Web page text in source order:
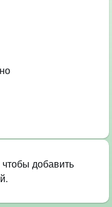
добавить